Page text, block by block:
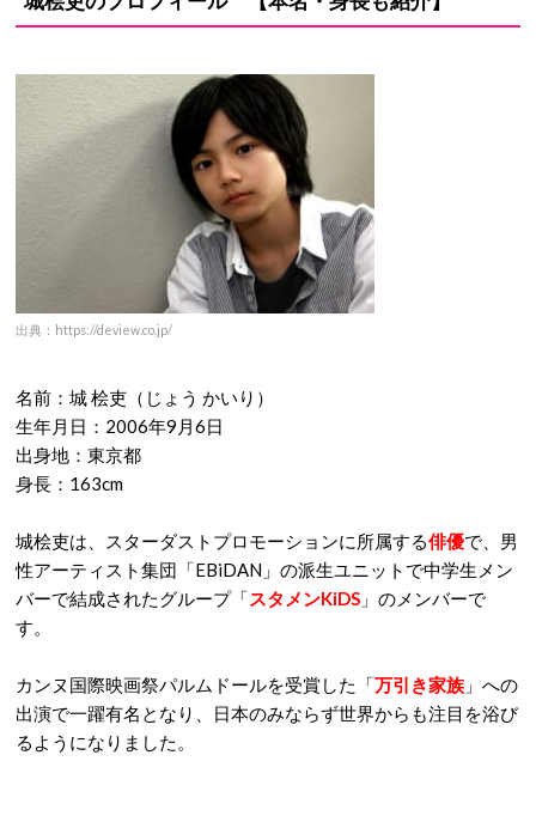
出典：https://deview.co.jp/
名前：城 桧吏（じょう かいり）
生年月日：2006年9月6日
出身地：東京都
身長：163cm
城桧吏は、スターダストプロモーションに所属する俳優で、男
性アーティスト集団「EBiDAN」の派生ユニットで中学生メン
バーで結成されたグループ「スタメンKiDS 」のメンバーで
す。
カンヌ国際映画祭パルムドールを受賞した「万引き家族 」への
出演で一躍有名となり、日本のみならず世界からも注目を浴び
るようになりました。